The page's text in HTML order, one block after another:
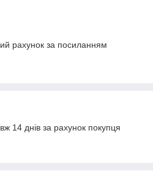
рахунок за посиланням
14 днів за рахунок покупця